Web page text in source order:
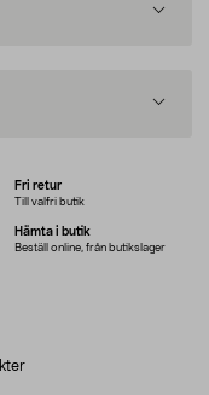
Fri retur
Till valfri butik
Hämta i butik
Beställ online, från butikslager